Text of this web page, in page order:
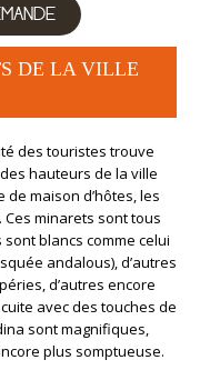
DE LA VILLE
des touristes trouve
hauteurs de la ville
maison d’hôtes, les
minarets sont tous
blancs comme celui
andalous), d’autres
d’autres encore
avec des touches de
sont magnifiques,
plus somptueuse.